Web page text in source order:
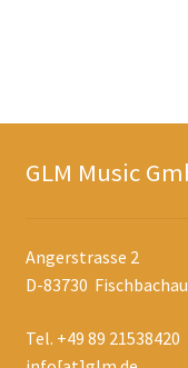
GLM Music
Angerstrasse 2
D-83730 Fischbachau
Tel. +49 89 21538420